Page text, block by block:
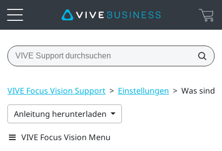
VIVE Focus Vision Support > Einstellungen > Was sind
Anleitung herunterladen
VIVE Focus Vision Menu